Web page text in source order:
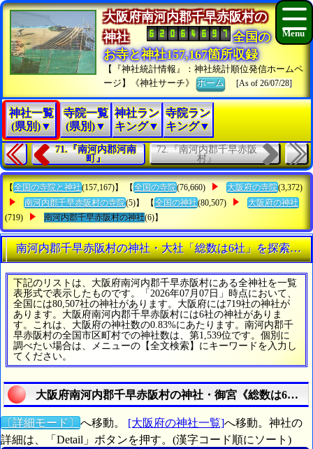
大阪府南河内郡千早赤阪村の
神社
全国の
お寺と神社157,167箇所収録
【『神社統計情報』：神社統計順位発信ホームペ
ージ】《神社サーチ》ホーム [As of 26/07/28]
神社一覧
(県別)▼
寺院一覧
(県別)▼
神社ラン
キング▼
寺院ラン
キング▼
71.『南河内郡河南
町』
72.『南河内郡千早赤阪
村』
【 全国の寺院と神社(157,167)】 【 全国の寺院(76,660) 大阪府の寺院(3,372)
南河内郡千早赤阪村の寺院(5)】 【 全国の神社(80,507)
大阪府の神社
(719)
南河内郡千早赤阪村の神社(6)】
南河内郡千早赤阪村の神社・大社「総数は6社」を探索する
下記のリストは、大阪府南河内郡千早赤阪村にある全神社を一覧
表形式で表示したものです。「2026年07月07日」時点において、
全国には80,507社の神社があります。大阪府には719社の神社が
あります。大阪府南河内郡千早赤阪村には6社の神社がありま
す。これは、大阪府の神社数の0.83%にあたります。南河内郡千
早赤阪村の全国市区町村での神社数は、第1,539位です。個別に
調べたい場合は、メニューの【全文検索】にキーワードを入力し
てください。
大阪府南河内郡千早赤阪村の神社・御宮《総数は6社
〔詳細モード〕 へ移動。 [大阪府の神社一覧]へ移動。神社の
詳細は、「Detail」ボタンを押す。(漢字コード順にソート)